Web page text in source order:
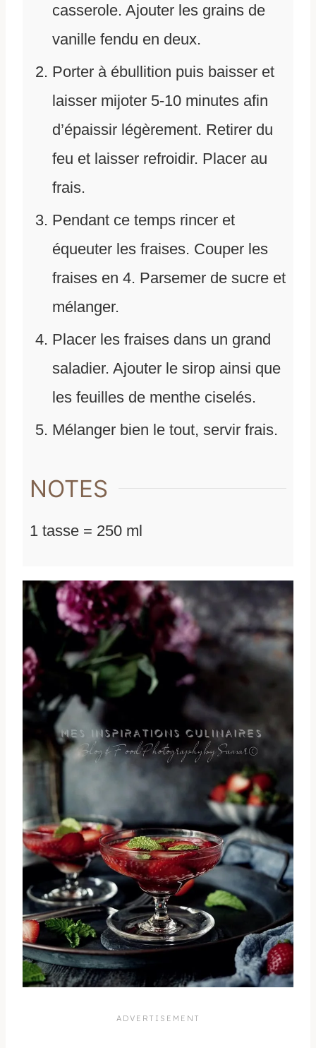
casserole. Ajouter les grains de
vanille fendu en deux.
Porter à ébullition puis baisser et
laisser mijoter 5-10 minutes afin
d’épaissir légèrement. Retirer du
feu et laisser refroidir. Placer au
frais.
Pendant ce temps rincer et
équeuter les fraises. Couper les
fraises en 4. Parsemer de sucre et
mélanger.
Placer les fraises dans un grand
saladier. Ajouter le sirop ainsi que
les feuilles de menthe ciselés.
Mélanger bien le tout, servir frais.
NOTES
1 tasse = 250 ml